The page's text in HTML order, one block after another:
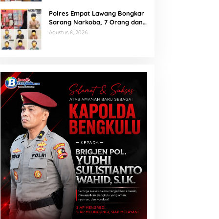
Polres Empat Lawang Bongkar
Sarang Narkoba, 7 Orang dan
Senpi Rakitan Diamankan
Agustus 8, 2026